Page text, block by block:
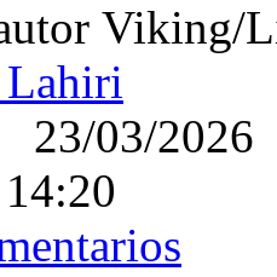
Viking/
23/03/